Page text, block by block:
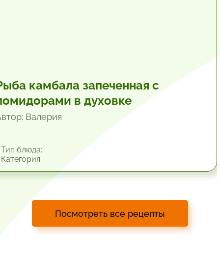
камбала запеченная с
в духовке
Валерия
блюда:
Посмотреть все рецепты